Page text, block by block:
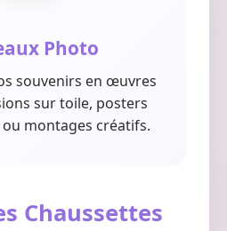
Photo
souvenirs en œuvres
sur toile, posters
montages créatifs.
Chaussettes